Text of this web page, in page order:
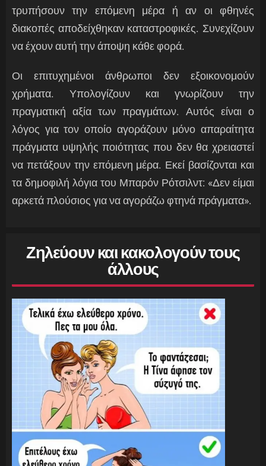
τρυπήσουν την επόμενη μέρα ή αν οι φθηνές
διακοπές αποδείχθηκαν καταστροφικές. Συνεχίζουν
να έχουν αυτή την άποψη κάθε φορά.
Οι επιτυχημένοι άνθρωποι δεν εξοικονομούν
χρήματα. Υπολογίζουν και γνωρίζουν την
πραγματική αξία των πραγμάτων. Αυτός είναι ο
λόγος για τον οποίο αγοράζουν μόνο απαραίτητα
πράγματα υψηλής ποιότητας που δεν θα χρειαστεί
να πετάξουν την επόμενη μέρα. Εκεί βασίζονται και
τα δημοφιλή λόγια του Μπαρόν Ρότσιλντ: «Δεν είμαι
αρκετά πλούσιος για να αγοράζω φτηνά πράγματα».
Ζηλεύουν και κακολογούν τους
άλλους